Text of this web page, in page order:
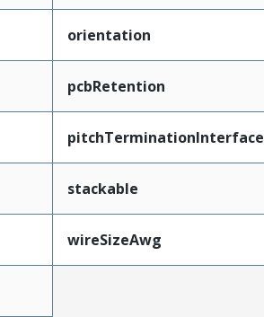
orientation
pcbRetention
pitchTerminationInterface
stackable
wireSizeAwg